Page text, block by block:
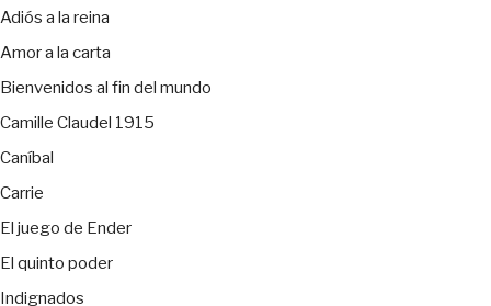
Adiós a la reina
Amor a la carta
Bienvenidos al fin del mundo
Camille Claudel 1915
Caníbal
Carrie
El juego de Ender
El quinto poder
Indignados